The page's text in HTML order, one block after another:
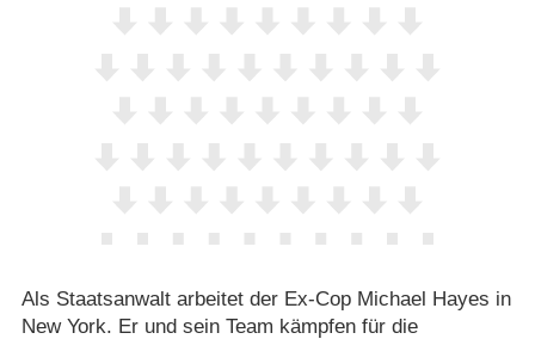
Als Staatsanwalt arbeitet der Ex-Cop Michael Hayes in
New York. Er und sein Team kämpfen für die